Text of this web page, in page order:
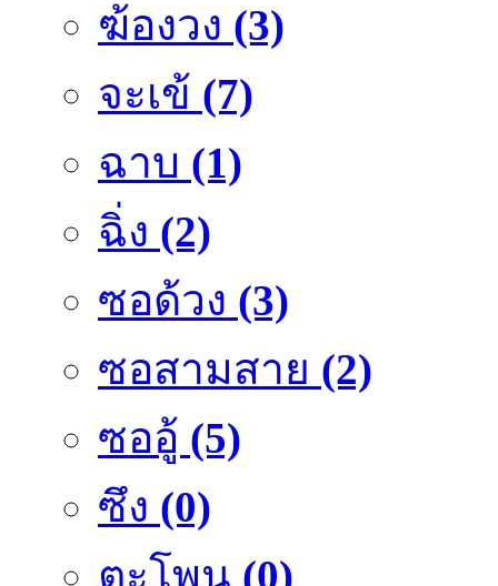
ฆ้องวง (3)
จะเข้ (7)
ฉาบ (1)
ฉิ่ง (2)
ซอด้วง (3)
ซอสามสาย (2)
ซออู้ (5)
ซึง (0)
ตะโพน (0)